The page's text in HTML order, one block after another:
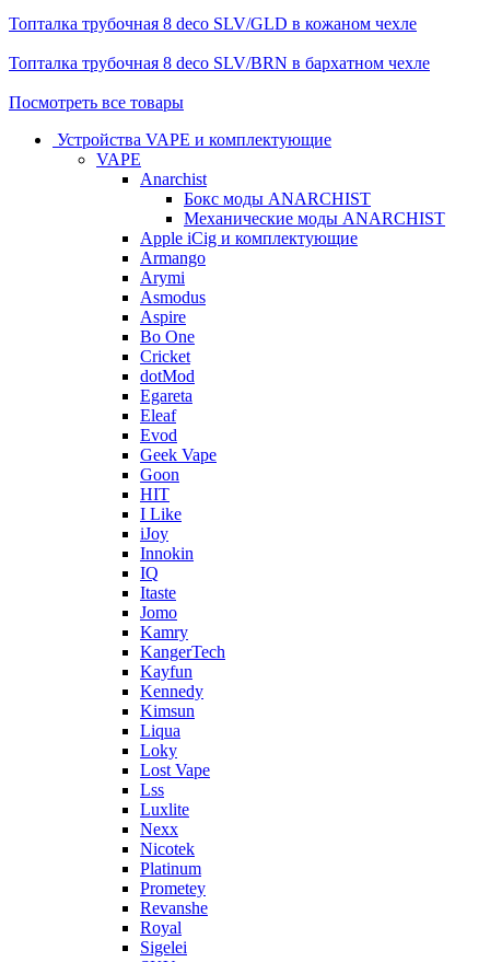
Топталка трубочная 8 deco SLV/GLD в кожаном чехле
Топталка трубочная 8 deco SLV/BRN в бархатном чехле
Посмотреть все товары
Устройства VAPE и комплектующие
VAPE
Anarchist
Бокс моды ANARCHIST
Механические моды ANARCHIST
Apple iCig и комплектующие
Armango
Arymi
Asmodus
Aspire
Bo One
Cricket
dotMod
Egareta
Eleaf
Evod
Geek Vape
Goon
HIT
I Like
iJoy
Innokin
IQ
Itaste
Jomo
Kamry
KangerTech
Kayfun
Kennedy
Kimsun
Liqua
Loky
Lost Vape
Lss
Luxlite
Nexx
Nicotek
Platinum
Prometey
Revanshe
Royal
Sigelei